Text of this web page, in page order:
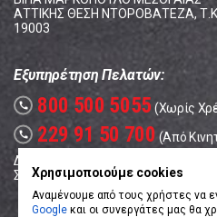
ΑΤΤΙΚΗΣ ΘΕΣΗ ΝΤΟΡΟΒΑΤΕΖΑ, Τ.Κ.
19003
Εξυπηρέτηση Πελατών:
call 800 500 5055 (Χωρίς
call 229 91 50 700 (Από
Δευτέρα - Παρασκευή: 08:00 - 17:00
Σάββατο: 08:00 – 14:00
Χρησιμοποιούμε cookies
Αναμένουμε από τους χρήστες να
Google και οι συνεργάτες μας θα